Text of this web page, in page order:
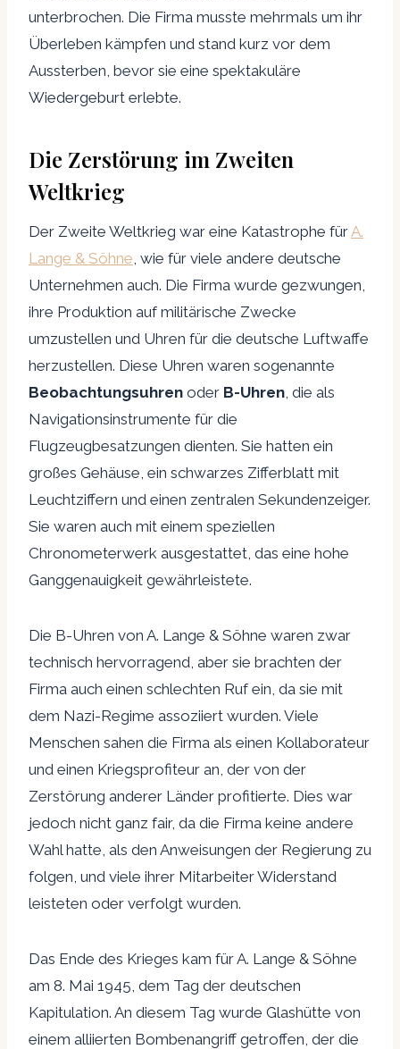
unterbrochen. Die Firma musste mehrmals um ihr
Überleben kämpfen und stand kurz vor dem
Aussterben, bevor sie eine spektakuläre
Wiedergeburt erlebte.
Die Zerstörung im Zweiten
Weltkrieg
Der Zweite Weltkrieg war eine Katastrophe fürA.
Lange & Söhne, wie für viele andere deutsche
Unternehmen auch. Die Firma wurde gezwungen,
ihre Produktion auf militärische Zwecke
umzustellen und Uhren für die deutsche Luftwaffe
herzustellen. Diese Uhren waren sogenannte
Beobachtungsuhren oder B-Uhren, die als
Navigationsinstrumente für die
Flugzeugbesatzungen dienten. Sie hatten ein
großes Gehäuse, ein schwarzes Zifferblatt mit
Leuchtziffern und einen zentralen Sekundenzeiger.
Sie waren auch mit einem speziellen
Chronometerwerk ausgestattet, das eine hohe
Ganggenauigkeit gewährleistete.
Die B-Uhren von A. Lange & Söhne waren zwar
technisch hervorragend, aber sie brachten der
Firma auch einen schlechten Ruf ein, da sie mit
dem Nazi-Regime assoziiert wurden. Viele
Menschen sahen die Firma als einen Kollaborateur
und einen Kriegsprofiteur an, der von der
Zerstörung anderer Länder profitierte. Dies war
jedoch nicht ganz fair, da die Firma keine andere
Wahl hatte, als den Anweisungen der Regierung zu
folgen, und viele ihrer Mitarbeiter Widerstand
leisteten oder verfolgt wurden.
Das Ende des Krieges kam für A. Lange & Söhne
am 8. Mai 1945, dem Tag der deutschen
Kapitulation. An diesem Tag wurde Glashütte von
einem alliierten Bombenangriff getroffen, der die